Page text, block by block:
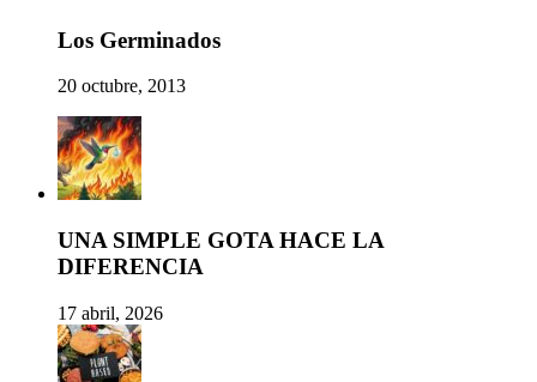
Los Germinados
20 octubre, 2013
UNA SIMPLE GOTA HACE LA
DIFERENCIA
17 abril, 2026